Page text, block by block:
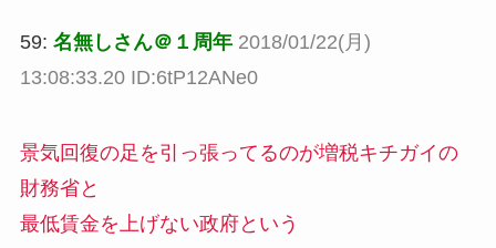
59: 名無しさん＠１周年 2018/01/22(月)
13:08:33.20 ID:6tP12ANe0
景気回復の足を引っ張ってるのが増税キチガイの
財務省と
最低賃金を上げない政府という